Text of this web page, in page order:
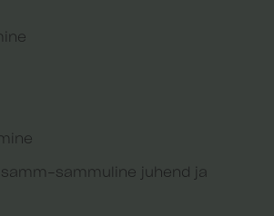
sammuline juhend ja